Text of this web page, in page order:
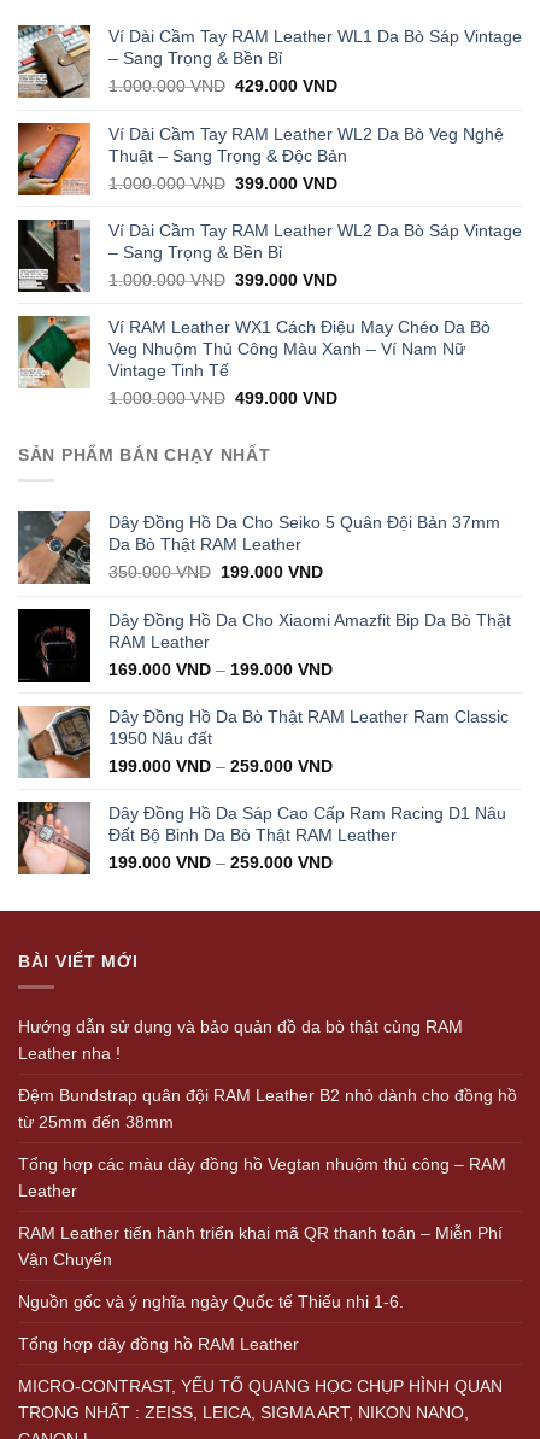
Ví Dài Cầm Tay RAM Leather WL1 Da Bò Sáp Vintage
– Sang Trọng & Bền Bỉ
1.000.000VND Original
was:
1.000.000 VND.
429.000VNDCurrent
is:
429.000 VND.
Ví Dài Cầm Tay RAM Leather WL2 Da Bò Veg Nghệ
Thuật – Sang Trọng & Độc Bản
1.000.000VND Original
was:
1.000.000 VND.
399.000VNDCurrent
is:
Ví Dài Cầm Tay RAM Leather WL2 Da Bò Sáp Vintage
– Sang Trọng & Bền Bỉ
1.000.000VND Original
was:
1.000.000 VND.
399.000VNDCurrent
is:
399.000 VND.
Ví RAM Leather WX1 Cách Điệu May Chéo Da Bò
Veg Nhuộm Thủ Công Màu Xanh – Ví Nam Nữ
Vintage Tinh Tế
1.000.000VND Original
was:
1.000.000 VND.
499.000VNDCurrent
SẢN PHẨM BÁN CHẠY NHẤT
Dây Đồng Hồ Da Cho Seiko 5 Quân Đội Bản 37mm
Da Bò Thật RAM Leather
350.000VND Original
was:
199.000VNDCurrent
is:
199.000 VND.
Dây Đồng Hồ Da Cho Xiaomi Amazfit Bip Da Bò Thật
RAM Leather
169.000 VND – 199.000 VND
Dây Đồng Hồ Da Bò Thật RAM Leather Ram Classic
1950 Nâu đất
199.000 VND – 259.000 VND
Dây Đồng Hồ Da Sáp Cao Cấp Ram Racing D1 Nâu
Đất Bộ Binh Da Bò Thật RAM Leather
199.000 VND – 259.000 VND
BÀI VIẾT MỚI
Hướng dẫn sử dụng và bảo quản đồ da bò thật cùng RAM
Leather nha !
Đệm Bundstrap quân đội RAM Leather B2 nhỏ dành cho đồng hồ
từ 25mm đến 38mm
Tổng hợp các màu dây đồng hồ Vegtan nhuộm thủ công – RAM
Leather
RAM Leather tiến hành triển khai mã QR thanh toán – Miễn Phí
Vận Chuyển
Nguồn gốc và ý nghĩa ngày Quốc tế Thiếu nhi 1-6.
Tổng hợp dây đồng hồ RAM Leather
MICRO-CONTRAST, YẾU TỐ QUANG HỌC CHỤP HÌNH QUAN
TRỌNG NHẤT : ZEISS, LEICA, SIGMA ART, NIKON NANO,